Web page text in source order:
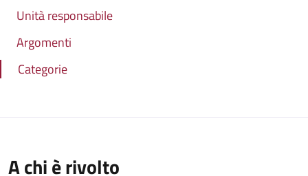
Unità responsabile
Argomenti
Categorie
A chi è rivolto